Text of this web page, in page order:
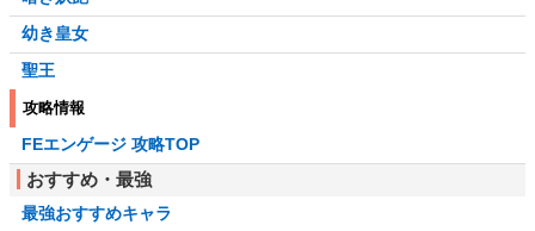
幼き皇女
聖王
攻略情報
FEエンゲージ 攻略TOP
おすすめ・最強
最強おすすめキャラ